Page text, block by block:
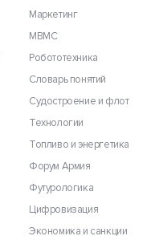
Маркетинг
МВМС
Робототехника
Словарь понятий
Судостроение и флот
Технологии
Топливо и энергетика
Форум Армия
Футурологика
Цифровизация
Экономика и санкции